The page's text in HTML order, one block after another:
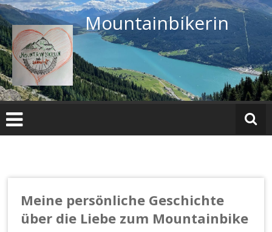
Zum
Inhalt
springen
Mountainbikerin
Meine persönliche Geschichte
über die Liebe zum Mountainbike